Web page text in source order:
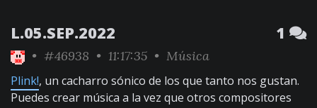
L.05.SEP.2022 1
• #46938 • 11:17:35 • Música
Plink!, un cacharro sónico de los que tanto nos gustan.
Puedes crear música a la vez que otros compositores